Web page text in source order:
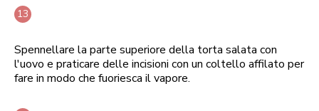
Spennellare la parte superiore della torta salata con
l'uovo e praticare delle incisioni con un coltello affilato per
fare in modo che fuoriesca il vapore.